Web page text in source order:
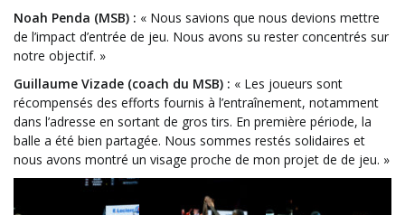
Noah Penda (MSB) : « Nous savions que nous devions mettre
de l’impact d’entrée de jeu. Nous avons su rester concentrés sur
notre objectif. »
Guillaume Vizade (coach du MSB) : « Les joueurs sont
récompensés des efforts fournis à l’entraînement, notamment
dans l’adresse en sortant de gros tirs. En première période, la
balle a été bien partagée. Nous sommes restés solidaires et
nous avons montré un visage proche de mon projet de de jeu. »